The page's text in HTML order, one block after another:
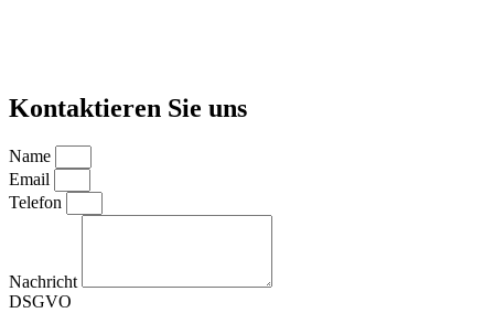
Kontaktieren Sie uns
Name
Email
Telefon
Nachricht
DSGVO